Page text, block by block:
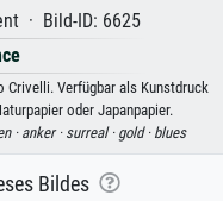
· Bild-ID: 6625
Crivelli. Verfügbar als Kunstdruck
oder Japanpapier.
·anker · surreal · gold · blues
Bildes